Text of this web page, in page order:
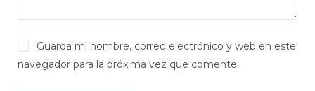
Guarda mi nombre, correo electrónico y web en este
navegador para la próxima vez que comente.